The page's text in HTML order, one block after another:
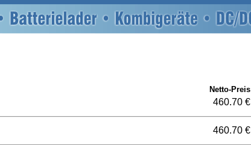
Netto-Preis
460.70 €
460.70 €